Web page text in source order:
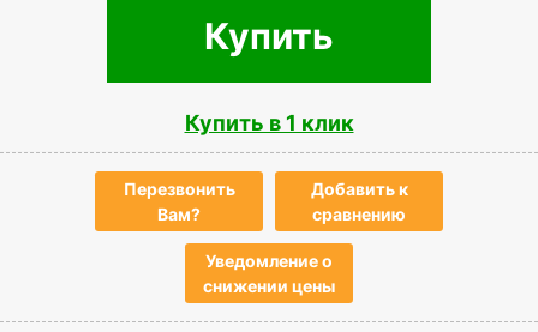
Купить
Купить в 1 клик
Перезвонить
Вам?
Добавить к
сравнению
Уведомление о
снижении цены